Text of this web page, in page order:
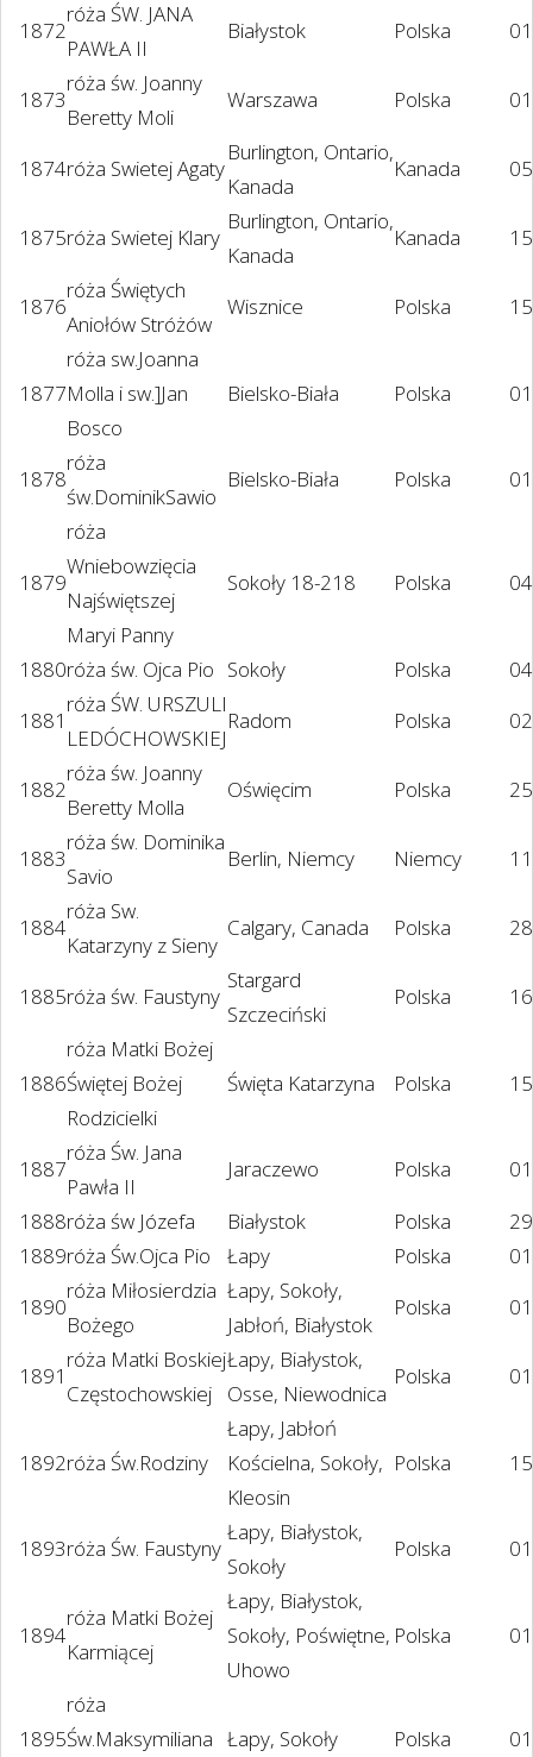
1872
róża ŚW. JANA
PAWŁA II
Białystok Polska
1873
róża św. Joanny
Beretty Moli
Warszawa Polska
1874róża Swietej Agaty
Burlington, Ontario,
Kanada
Kanada
1875róża Swietej Klary
Burlington, Ontario,
Kanada
Kanada
1876
róża Świętych
Aniołów Stróżów
Wisznice Polska
1877
róża sw.Joanna
Molla i sw.]Jan
Bosco
Bielsko-Biała Polska
1878
róża
św.DominikSawio
Bielsko-Biała Polska
1879
róża
Wniebowzięcia
Najświętszej
Maryi Panny
Sokoły 18-218 Polska
1880róża św. Ojca Pio Sokoły Polska
1881
róża ŚW. URSZULI
LEDÓCHOWSKIEJ
Radom Polska
1882
róża św. Joanny
Beretty Molla
Oświęcim Polska
1883
róża św. Dominika
Savio
Berlin, Niemcy Niemcy
1884
róża Sw.
Katarzyny z Sieny
Calgary, Canada Polska
1885róża św. Faustyny
Stargard
Szczeciński
Polska
1886
róża Matki Bożej
Świętej Bożej
Rodzicielki
Święta Katarzyna Polska
1887
róża Św. Jana
Pawła II
Jaraczewo Polska
1888róża św Józefa Białystok Polska
1889róża Św.Ojca Pio Łapy Polska
1890
róża Miłosierdzia
Bożego
Łapy, Sokoły,
Jabłoń, Białystok
Polska
1891
róża Matki Boskiej
Częstochowskiej
Łapy, Białystok,
Osse, Niewodnica
Polska
1892róża Św.Rodziny
Łapy, Jabłoń
Kościelna, Sokoły,
Kleosin
Polska
1893róża Św. Faustyny
Łapy, Białystok,
Sokoły
Polska
1894
róża Matki Bożej
Karmiącej
Łapy, Białystok,
Sokoły, Poświętne,
Uhowo
Polska
1895
róża
Św.Maksymiliana Łapy, Sokoły Polska